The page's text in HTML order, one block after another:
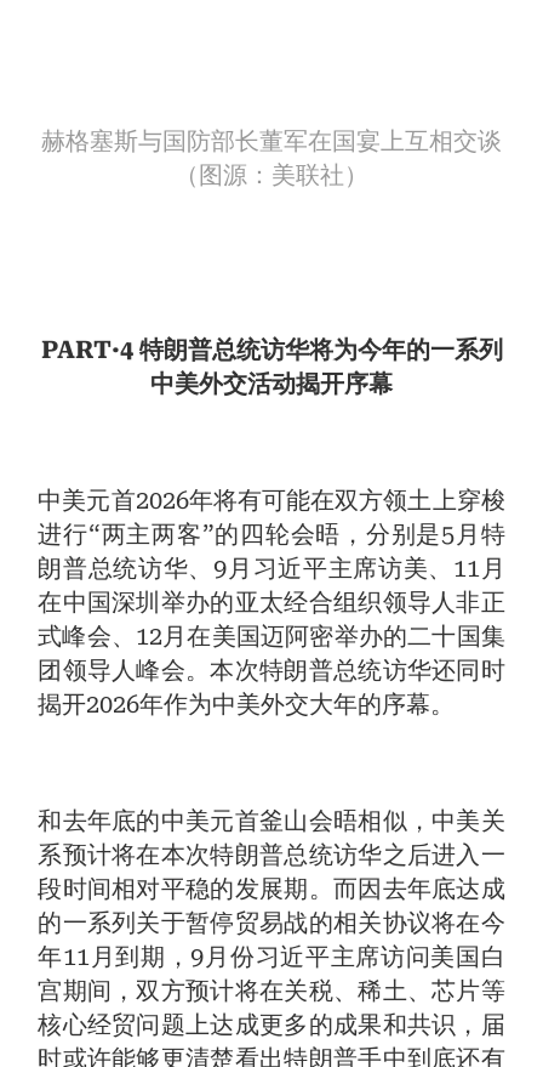
赫格塞斯与国防部长董军在国宴上互相交谈
（图源：美联社）
PART·4 特朗普总统访华将为今年的一系列
中美外交活动揭开序幕
中美元首2026年将有可能在双方领土上穿梭
进行“两主两客”的四轮会晤，分别是5月特
朗普总统访华、9月习近平主席访美、11月
在中国深圳举办的亚太经合组织领导人非正
式峰会、12月在美国迈阿密举办的二十国集
团领导人峰会。本次特朗普总统访华还同时
揭开2026年作为中美外交大年的序幕。
和去年底的中美元首釜山会晤相似，中美关
系预计将在本次特朗普总统访华之后进入一
段时间相对平稳的发展期。而因去年底达成
的一系列关于暂停贸易战的相关协议将在今
年11月到期，9月份习近平主席访问美国白
宫期间，双方预计将在关税、稀土、芯片等
核心经贸问题上达成更多的成果和共识，届
时或许能够更清楚看出特朗普手中到底还有